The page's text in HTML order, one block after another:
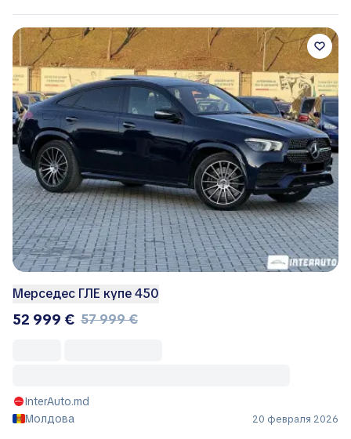
Мерседес ГЛЕ купе 450
52 999 € 57 999 €
InterAuto.md
Молдова
20 февраля 2026